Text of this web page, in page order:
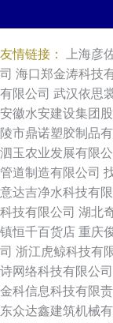
友情链接： 上海彦
司 海口郑金涛科技
有限公司 武汉依思
安徽水安建设集团
陵市鼎诺塑胶制品
泗玉农业发展有限公
管道制造有限公司
意达吉净水科技有限
科技有限公司 湖北
镇恒千百货店 重庆
司 浙江虎鲸科技有
诗网络科技有限公司
金科信息科技有限
东众达鑫建筑机械